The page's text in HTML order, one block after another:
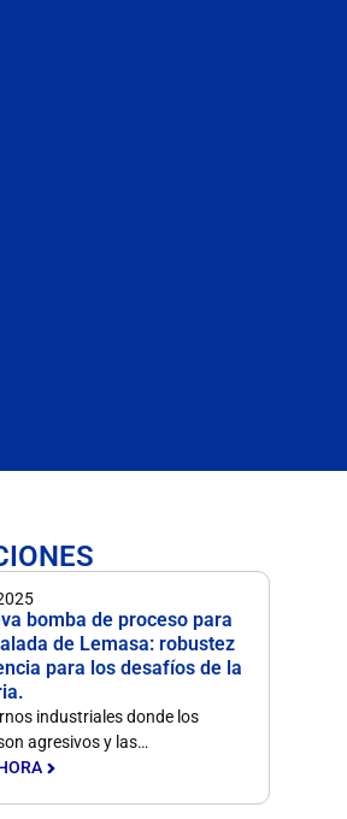
bomba de proceso para
de Lemasa: robustez
para los desafíos de la
industriales donde los
agresivos y las…